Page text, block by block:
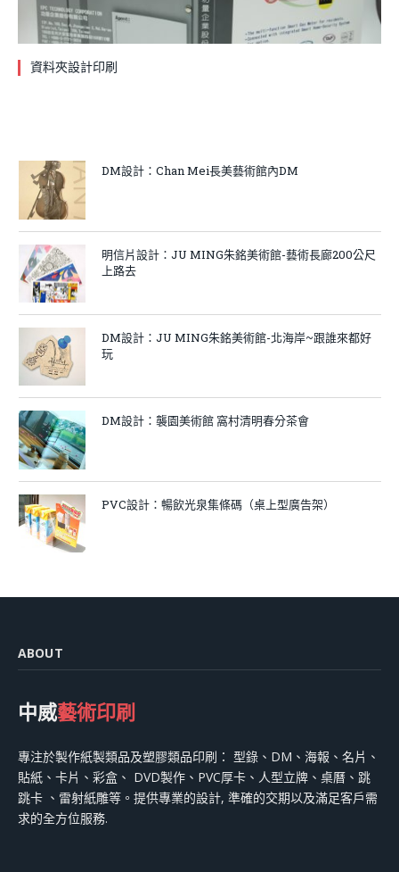
資料夾設計印刷
DM設計：Chan Mei長美藝術館內DM
明信片設計：JU MING朱銘美術館-藝術長廊200公尺
上路去
DM設計：JU MING朱銘美術館-北海岸~跟誰來都好
玩
DM設計：襲園美術館 窩村清明春分茶會
PVC設計：暢飲光泉集條碼（桌上型廣告架）
ABOUT
中威藝術印刷
專注於製作紙製類品及塑膠類品印刷： 型錄、DM、海報、名片、
貼紙、卡片、彩盒、 DVD製作、PVC厚卡、人型立牌、桌曆、跳
跳卡 、雷射紙雕等。提供專業的設計, 準確的交期以及滿足客戶需
求的全方位服務.